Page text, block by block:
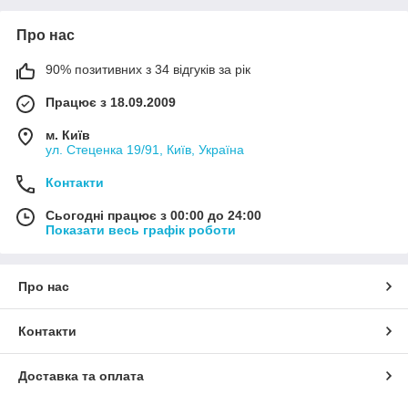
Про нас
90% позитивних з 34 відгуків за рік
Працює з 18.09.2009
м. Київ
ул. Стеценка 19/91, Київ, Україна
Контакти
Сьогодні працює з 00:00 до 24:00
Показати весь графік роботи
Про нас
Контакти
Доставка та оплата